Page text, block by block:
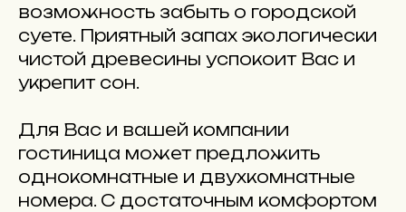
возможность забыть о городской
суете. Приятный запах экологически
чистой древесины успокоит Вас и
укрепит сон.
Для Вас и вашей компании
гостиница может предложить
однокомнатные и двухкомнатные
номера. С достаточным комфортом